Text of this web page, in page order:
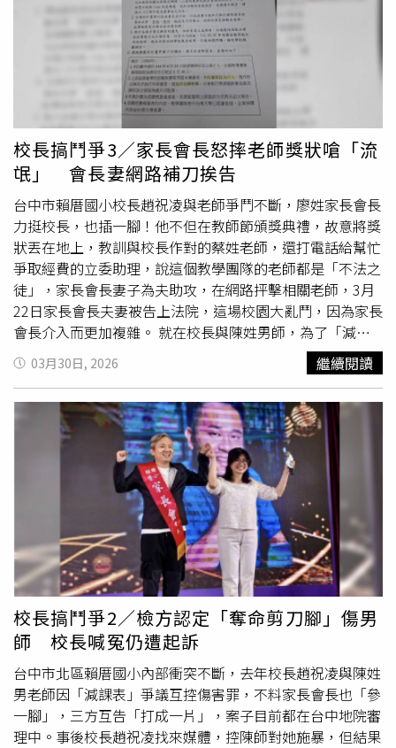
檢署回應表示，經查證後確認檢察官於開庭時，相關態度均
無不妥，惟因法律見解而與律師有言詞上的辯論；至於告發
桃園市某教師涉嫌違反兒少性剝削部分，檢察官已查扣Z男
手機，並送往鑑識中心還原中。知情人士也透露，該當事檢
察官平時辦案相當認真，也經手過2次以上國民法官案件，
並曾查獲重大兒少性影像案件，具體求刑22年，長年注重並
深耕婦幼議題。桃園市警局則回應：一、楊梅分局草湳派出
所員警於114年6月13日21時許，到場處理該案，抵達現場
時，雙方當事人均在場，遂依規定查明雙方身分資料，並依
法辦理後續程序。二、處理過程中，被告表示，事發原因係
因其於告訴人手機內發現疑似不法情事，雙方因而發生後續
爭執，被告同時提供其翻拍之手機對話內容供警方參考（內
容僅涉及文字對話，未包含影像），惟無法確認該對話內容
之相對人身分及真實性。三、另警方向被告說明，如相關資
料係未經他人同意，私自翻拍取得，日後作為告訴案件之證
據，恐有證據能力及證明力之疑義，仍須由司法機關依法審
認。四、後續被告於製作相關警詢筆錄時，未針對相關質疑
部分提出告訴與證明，事後被告也未另行報案或正式提告。
假出國玩了，接下來還有第5個」、「是，甚至在期末中期
末考的時候請」、「正常喔！只要有避開考試日期的，都算
很好」、「都要老師提早出功課給他們，也是很頭痛」、
「十分普遍！整學期連假有人請，連假前後更有人請（避開
連假上漲的機票），再加真生病請假的，全班學生都到齊天
數彌足珍貴」。也有家長分享看法，「會請假的媽媽+1，不
過出門前會行前教育，回來補功課，且當周必須補完，成績
若是下降，下學期就取消上課間出國，目前孩子都有跟上狀
況，也有遵守，一定避開考試周，這是對老師跟同學的尊
重」、「我會避開考試，旅行回來第1天上課儘量排禮拜
五，把所有功課通通帶回家補齊」、「都會請假但會避開期
中期末考試，作業如果老師可以先給就先寫，不能先給就回
來補，但是不會讓小孩缺交或不寫作業」、「機票便宜就會
出國，功課補得上」、「小學不請，更待何時」、「才國小
而已，況且多點家庭共同的回憶是好事」。
校長搞鬥爭3／家長會長怒摔老師獎狀嗆「流
氓」 會長妻網路補刀挨告
台中市賴厝國小校長趙祝凌與老師爭鬥不斷，廖姓家長會長
力挺校長，也插一腳！他不但在教師節頒獎典禮，故意將獎
狀丟在地上，教訓與校長作對的蔡姓老師，還打電話給幫忙
爭取經費的立委助理，說這個教學團隊的老師都是「不法之
徒」，家長會長妻子為夫助攻，在網路抨擊相關老師，3月
22日家長會長夫妻被告上法院，這場校園大亂鬥，因為家長
會長介入而更加複雜。 就在校長與陳姓男師，為了「減課
表」發生肢體衝突的隔天，9月23日教師節頒獎典禮上，一
位獲頒卅年資深優良教師的蔡姓
竟遭家長會長羞辱；
據悉，蔡女與陳姓教師夫妻、張姓男老師同屬「沉浸式台語
教學」團隊，他們被視為校長的「敵對勢力」，而廖姓家長
會長為了力挺校長，竟公然在典禮現場拿蔡女「開刀」。
當輪到蔡女受獎，廖男拿著獎狀，作勢要頒發，等蔡老師伸
手欲接過獎狀，只聽「哐噹」一聲！裱了框的獎狀被廖重重
摔在地上，家長會長與蔡師爆發口角，他嗆道：「你們貪贓
枉法，流氓！說你們流氓，還污辱流氓」，當場，朱姓副會
長還出言威脅蔡老師等人的人身安全。 蔡老師表示，頒獎
典禮爆發衝突，引起教育局及外界關注，廖姓會長對外表
示，他突然血壓升高、頭暈手抖才不小心讓獎狀掉落地上，
可是在場的人都有聽到，他摔獎狀時，還嗆說：「我就是故
意的，怎樣？」 這場校園大亂鬥，連家長會長夫人也「參
戰」，她在Threads發文，聲稱陳老師「刻意絆倒校長」，
譴責暴力，還指控該團隊教師「貪污案正接受調查」，甚至
謊稱這幾名教師自稱「校長殺手」、「非常不可取，不配當
老師」。對此，陳姓教師說：「這全部是謊話，兩位老師日
前已經提告妨害名譽，而我也於3月22日提出刑事告訴」。
03月30日, 2026 繼續閱讀
校長搞鬥爭2／檢方認定「奪命剪刀腳」傷男
師 校長喊冤仍遭起訴
台中市北區賴厝國小內部衝突不斷，去年校長趙祝凌與陳姓
男老師因「減課表」爭議互控傷害罪，不料家長會長也「參
一腳」，三方互告「打成一片」，案子目前都在台中地院審
理中。事後校長趙祝凌找來媒體，控陳師對她施暴，但結果